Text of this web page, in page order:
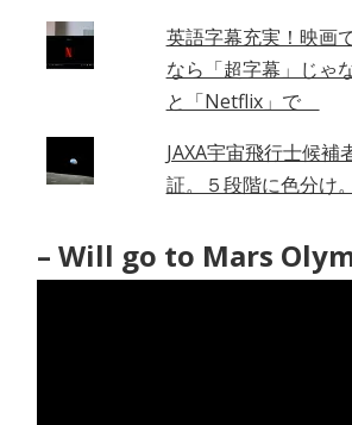
英語字幕充実！映画
なら「超字幕」じゃ
と「Netflix」で
JAXA宇宙飛行士候補
証。５段階に色分け。
– Will go to Mars